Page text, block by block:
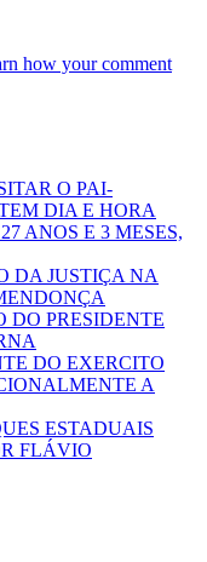
how your comment
O PAI-
DIA E HORA
ANOS E 3 MESES,
DA JUSTIÇA NA
DO PRESIDENTE
DO EXERCITO
A
ESTADUAIS
FLÁVIO